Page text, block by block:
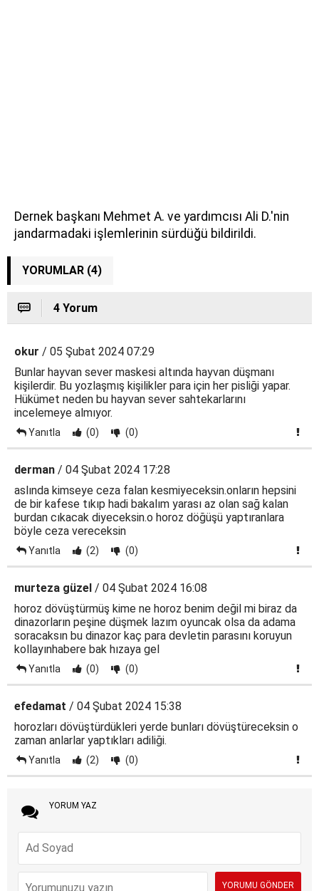
Dernek başkanı Mehmet A. ve yardımcısı Ali D.'nin
jandarmadaki işlemlerinin sürdüğü bildirildi.
YORUMLAR (4)
4 Yorum
okur / 05 Şubat 2024 07:29
Bunlar hayvan sever maskesi altında hayvan düşmanı
kişilerdir. Bu yozlaşmış kişilikler para için her pisliği yapar.
Hükümet neden bu hayvan sever sahtekarlarını
incelemeye almıyor.
Yanıtla (0) (0)
derman / 04 Şubat 2024 17:28
aslında kimseye ceza falan kesmiyeceksin.onların hepsini
de bir kafese tıkıp hadi bakalım yarası az olan sağ kalan
burdan cıkacak diyeceksin.o horoz döğüşü yaptıranlara
böyle ceza vereceksin
Yanıtla (2) (0)
murteza güzel / 04 Şubat 2024 16:08
horoz dövüştürmüş kime ne horoz benim değil mi biraz da
dinazorların peşine düşmek lazım oyuncak olsa da adama
soracaksın bu dinazor kaç para devletin parasını koruyun
kollayınhabere bak hızaya gel
Yanıtla (0) (0)
efedamat / 04 Şubat 2024 15:38
horozları dövüştürdükleri yerde bunları dövüştüreceksin o
zaman anlarlar yaptıkları adiliği.
Yanıtla (2) (0)
YORUM YAZ